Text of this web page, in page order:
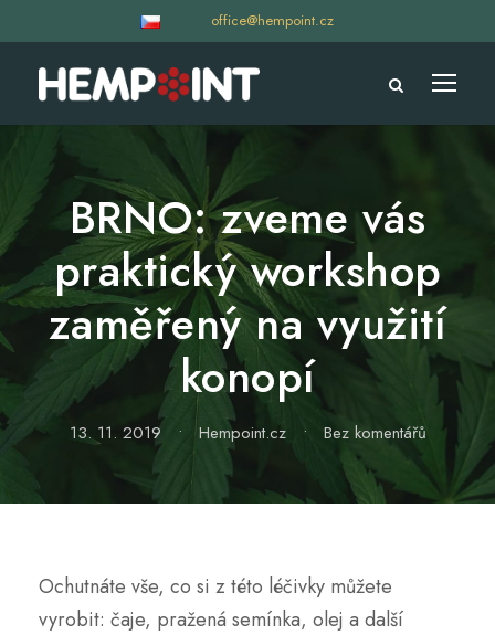
office@hempoint.cz
BRNO: zveme vás
praktický workshop
zaměřený na využití
konopí
13. 11. 2019 • Hempoint.cz • Bez komentářů
Ochutnáte vše, co si z této léčivky můžete
vyrobit: čaje, pražená semínka, olej a další